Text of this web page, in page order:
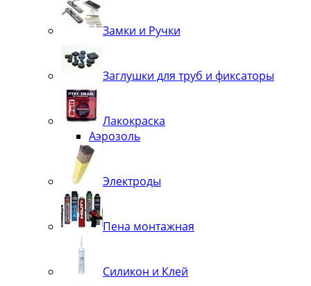
Замки и Ручки
Заглушки для труб и фиксаторы
Лакокраска
Аэрозоль
Электроды
Пена монтажная
Силикон и Клей